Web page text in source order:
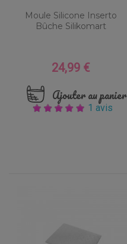
Moule Silicone Inserto
Bûche Silikomart
Prix
24,99 €
Ajouter au panier
1 avis